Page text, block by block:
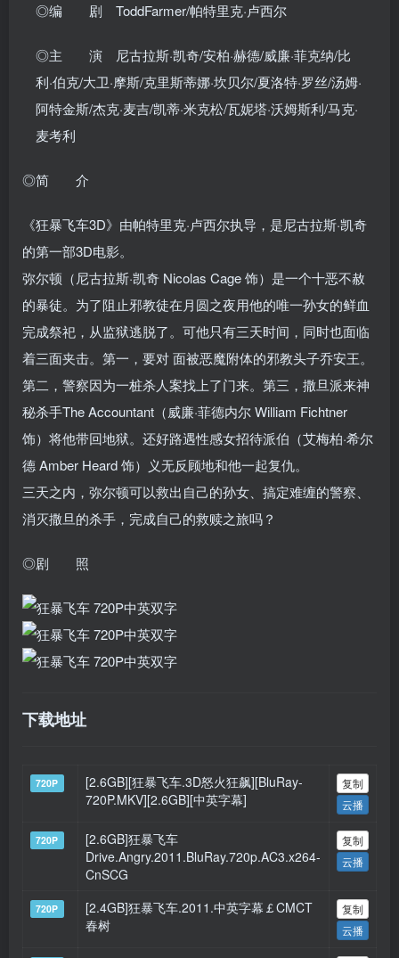
◎编 剧 ToddFarmer/帕特里克·卢西尔
◎主 演 尼古拉斯·凯奇/安柏·赫德/威廉·菲克纳/比
利·伯克/大卫·摩斯/克里斯蒂娜·坎贝尔/夏洛特·罗丝/汤姆·
阿特金斯/杰克·麦吉/凯蒂·米克松/瓦妮塔·沃姆斯利/马克·
麦考利
◎简 介
《狂暴飞车3D》由帕特里克·卢西尔执导，是尼古拉斯·凯奇
的第一部3D电影。
弥尔顿（尼古拉斯·凯奇 Nicolas Cage 饰）是一个十恶不赦
的暴徒。为了阻止邪教徒在月圆之夜用他的唯一孙女的鲜血
完成祭祀，从监狱逃脱了。可他只有三天时间，同时也面临
着三面夹击。第一，要对 面被恶魔附体的邪教头子乔安王。
第二，警察因为一桩杀人案找上了门来。第三，撒旦派来神
秘杀手The Accountant（威廉·菲德内尔 William Fichtner
饰）将他带回地狱。还好路遇性感女招待派伯（艾梅柏·希尔
德 Amber Heard 饰）义无反顾地和他一起复仇。
三天之内，弥尔顿可以救出自己的孙女、搞定难缠的警察、
消灭撒旦的杀手，完成自己的救赎之旅吗？
◎剧 照
下载地址
720P
[2.6GB][狂暴飞车.3D怒火狂飙][BluRay-
720P.MKV][2.6GB][中英字幕]
复制
云播
720P
[2.6GB]狂暴飞车
Drive.Angry.2011.BluRay.720p.AC3.x264-
CnSCG
复制
云播
720P
[2.4GB]狂暴飞车.2011.中英字幕￡CMCT
春树
复制
云播